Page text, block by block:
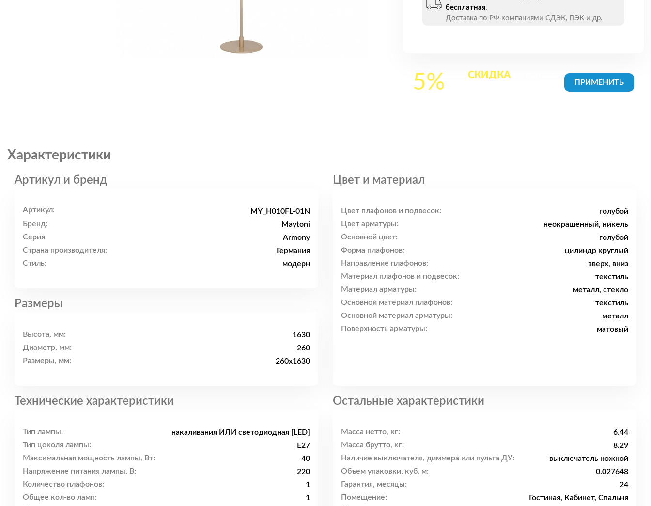
бесплатная.
Доставка по РФ компаниями СДЭК, ПЭК и др.
5% СКИДКА
Характеристики
Артикул и бренд
Артикул:
MY_H010FL-01N
Бренд:
Maytoni
Серия:
Armony
Страна производителя:
Германия
Стиль:
модерн
Размеры
Высота, мм:
1630
Диаметр, мм:
260
Размеры, мм:
260x1630
Цвет и материал
Цвет плафонов и подвесок:
голубой
Цвет арматуры:
неокрашенный, никель
Основной цвет:
голубой
Форма плафонов:
цилиндр круглый
Направление плафонов:
вверх, вниз
Материал плафонов и подвесок:
текстиль
Материал арматуры:
металл, стекло
Основной материал плафонов:
текстиль
Основной материал арматуры:
металл
Поверхность арматуры:
матовый
Технические характеристики
Тип лампы:
накаливания ИЛИ светодиодная [LED]
Тип цоколя лампы:
E27
Максимальная мощность лампы, Вт:
40
Напряжение питания лампы, В:
220
Количество плафонов:
1
Общее кол-во ламп:
1
Остальные характеристики
Масса нетто, кг:
6.44
Масса брутто, кг:
8.29
Наличие выключателя, диммера или пульта ДУ:
выключатель ножной
Объем упаковки, куб. м:
0.027648
Гарантия, месяцы:
24
Помещение:
Гостиная, Кабинет, Спальня